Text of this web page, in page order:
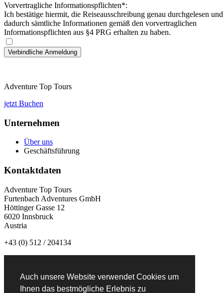
Auch unsere Website verwendet Cookies um
Ihnen das bestmögliche Erlebnis zu
Vorvertragliche Informationspflichten*:
Ich bestätige hiermit, die Reiseausschreibung genau durchgelesen und
dadurch sämtliche Informationen gemäß den vorvertraglichen
Informationspflichten aus §4 PRG erhalten zu haben.
Adventure Top Tours
jetzt Buchen
Unternehmen
Über uns
Geschäftsführung
Kontaktdaten
Adventure Top Tours
Furtenbach Adventures GmbH
Höttinger Gasse 12
6020 Innsbruck
Austria
+43 (0) 512 / 204134
Newsletteranmeldung: